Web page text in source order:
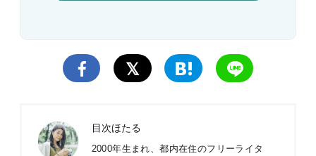
目次ほたる
2000年生まれ、都内在住のフリーライタ